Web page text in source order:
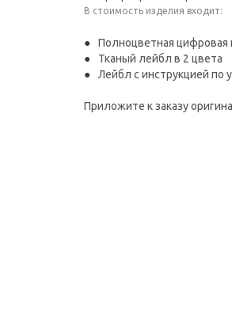
В стоимость изделия входит:
Полноцветная цифровая
Тканый лейбл в 2 цвета
Лейбл с инструкцией по
Приложите к заказу